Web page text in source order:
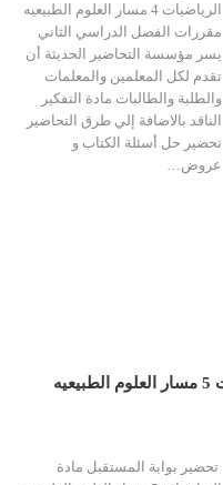
الرياضيات 4 مسار العلوم الطبيعيه
مقررات الفصل الدراسي الثاني
يسر مؤسسة التحاضير الحديثة أن
تقدم لكل المعلمين والمعلمات
والطلبة والطالبات مادة التفكير
الناقد بالاضافة إلي طرق التحاضير
تحضير حل أسئلة الكتاب و
عروض…
تحضير بوابة المستقبل مادة الرياضيات 5 مسار العلوم الطبيعيه
تحضير بوابة المستقبل مادة